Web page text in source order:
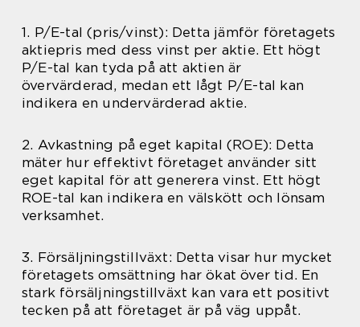
1. P/E-tal (pris/vinst): Detta jämför företagets
aktiepris med dess vinst per aktie. Ett högt
P/E-tal kan tyda på att aktien är
övervärderad, medan ett lågt P/E-tal kan
indikera en undervärderad aktie.
2. Avkastning på eget kapital (ROE): Detta
mäter hur effektivt företaget använder sitt
eget kapital för att generera vinst. Ett högt
ROE-tal kan indikera en välskött och lönsam
verksamhet.
3. Försäljningstillväxt: Detta visar hur mycket
företagets omsättning har ökat över tid. En
stark försäljningstillväxt kan vara ett positivt
tecken på att företaget är på väg uppåt.